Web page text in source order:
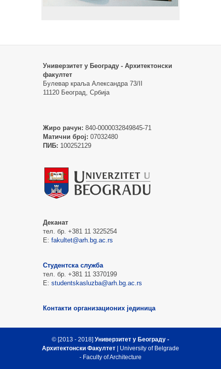
Универзитет у Београду - Архитектонски
факултет
Булевар краља Александра 73/II
11120 Београд, Србија
Жиро рачун: 840-0000032849845-71
Матични број: 07032480
ПИБ: 100252129
Деканат
тел. бр. +381 11 3225254
Е: fakultet@arh.bg.ac.rs
Студентска служба
тел. бр. +381 11 3370199
Е: studentskasluzba@arh.bg.ac.rs
Контакти организационих јединица
© [2013 - 2018] Универзитет у Београду -
Архитектонски Факултет | University of Belgrade
- Faculty of Architecture